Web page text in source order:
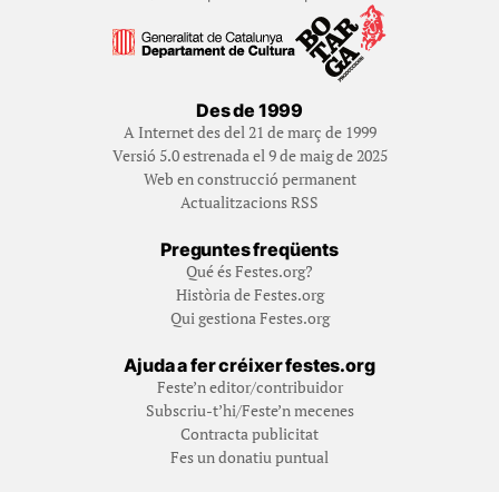
Des de 1999
A Internet des del 21 de març de 1999
Versió 5.0 estrenada el 9 de maig de 2025
Web en construcció permanent
Actualitzacions RSS
Preguntes freqüents
Qué és Festes.org?
Història de Festes.org
Qui gestiona Festes.org
Ajuda a fer créixer festes.org
Feste’n editor/contribuidor
Subscriu-t’hi/Feste’n mecenes
Contracta publicitat
Fes un donatiu puntual